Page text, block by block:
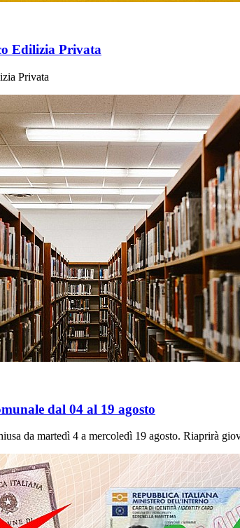
Edilizia Privata
Privata
dal 04 al 19 agosto
da martedì 4 a mercoledì 19 agosto. Riaprirà